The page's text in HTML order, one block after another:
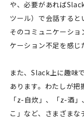
や、必要があれば
ツール）で会話すると
そのコミュニケーシ
ケーション不足を感じ
また、Slack上に趣味
あります。わたしが
「z-自炊」、「z-酒
こ」など、さまざま